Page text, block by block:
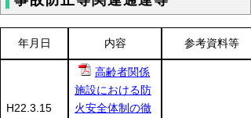
年月日 内容 参考資料等
H22.3.15
高齢者関係
施設における防
火安全体制の徹